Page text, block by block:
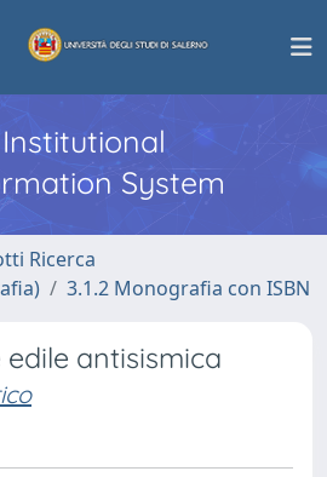
Institutional
System
Ricerca
3.1.2 Monografia con ISBN
antisismica